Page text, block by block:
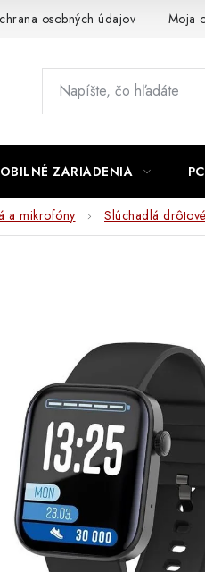
osobných údajov Moja
ZARIADENIA
a mikrofóny Slúchadlá drôtové